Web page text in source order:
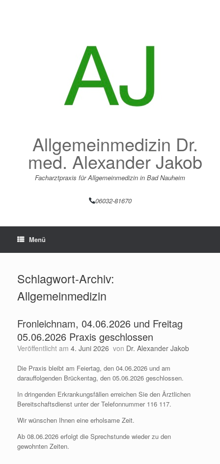
Allgemeinmedizin Dr.
med. Alexander Jakob
Facharztpraxis für Allgemeinmedizin in Bad Nauheim
06032-81670
Menü
Schlagwort-Archiv:
Allgemeinmedizin
Fronleichnam, 04.06.2026 und Freitag
05.06.2026 Praxis geschlossen
Veröffentlicht am 4. Juni 2026 von Dr. Alexander Jakob
Die Praxis bleibt am Feiertag, den 04.06.2026 und am
darauffolgenden Brückentag, den 05.06.2026 geschlossen.
In dringenden Erkrankungsfällen erreichen Sie den Ärztlichen
Bereitschaftsdienst unter der Telefonnummer 116 117.
Wir wünschen Ihnen eine erholsame Zeit.
Ab 08.06.2026 erfolgt die Sprechstunde wieder zu den
gewohnten Zeiten.